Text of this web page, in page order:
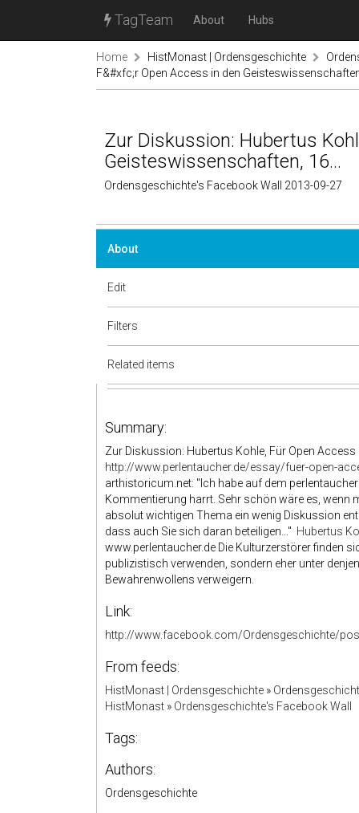
TagTeam About Hubs
Home HistMonast | Ordensgeschichte
F&#xfc;r Open Access in den
Zur Diskussion: Hubertus
Geisteswissenschaften, 16...
Ordensgeschichte's Facebook Wall 2013-09-27
About
Edit
Filters
Related items
Summary:
Zur Diskussion: Hubertus Kohle, Für Open
http://www.perlentaucher.de/essay/fuer-open-
arthistoricum.net: "Ich habe auf dem
Kommentierung harrt. Sehr schön wäre es, wenn
absolut wichtigen Thema ein wenig Diskussion
dass auch Sie sich daran beteiligen..." Hubertus
www.perlentaucher.de Die Kulturzerstörer finden
publizistisch verwenden, sondern eher unter
Bewahrenwollens verweigern.
Link:
http://www.facebook.com/Ordensgeschichte/
From feeds:
HistMonast | Ordensgeschichte »
HistMonast » Ordensgeschichte's Facebook Wall
Tags:
Authors:
Ordensgeschichte